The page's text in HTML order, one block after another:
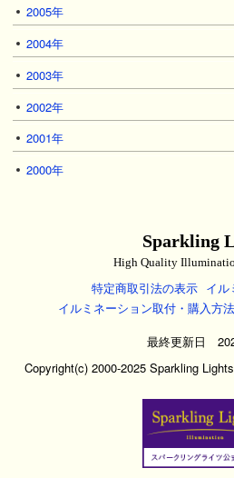
2005年
2004年
2003年
2002年
2001年
2000年
Sparkling
High Quality
特定商取引法の表示 イル
イルミネーション取付・購入方法
最終更新日
Copyright(c) 2000-2025 Sparkling